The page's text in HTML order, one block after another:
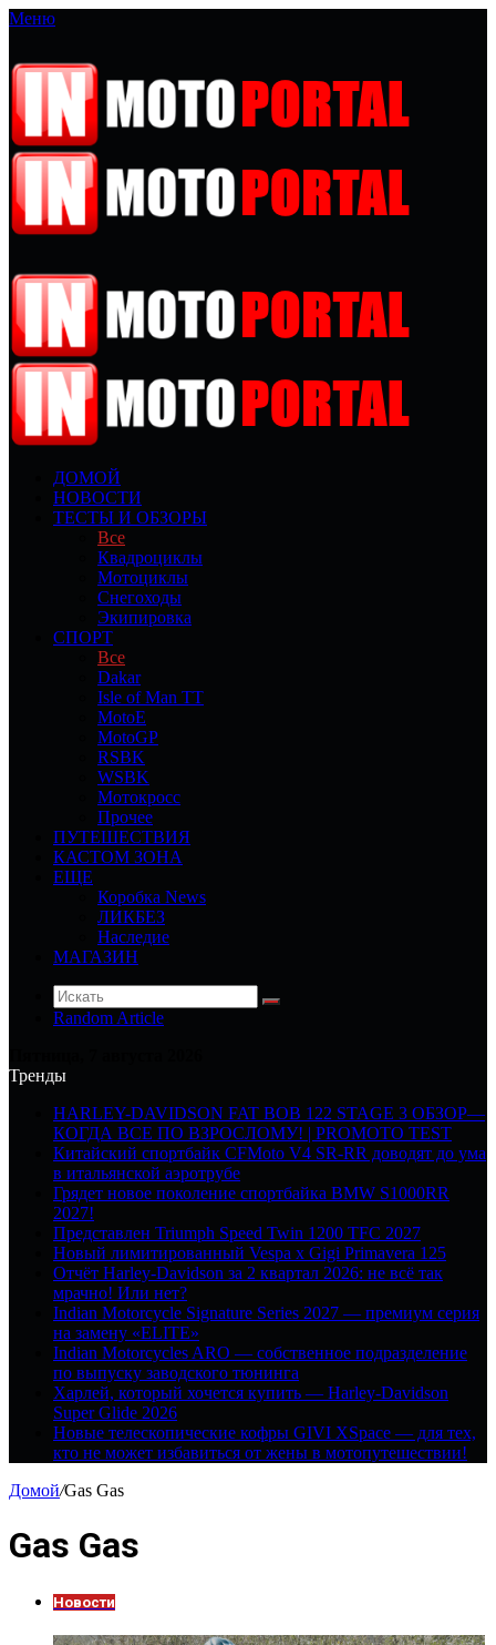
Меню
ДОМОЙ
НОВОСТИ
ТЕСТЫ И ОБЗОРЫ
Все
Квадроциклы
Мотоциклы
Снегоходы
Экипировка
СПОРТ
Все
Dakar
Isle of Man TT
MotoE
MotoGP
RSBK
WSBK
Мотокросс
Прочее
ПУТЕШЕСТВИЯ
КАСТОМ ЗОНА
ЕЩЕ
Коробка News
ЛИКБЕЗ
Наследие
МАГАЗИН
Random Article
Тренды
HARLEY-DAVIDSON FAT BOB 122 STAGE 3 ОБЗОР—
КОГДА ВСЕ ПО ВЗРОСЛОМУ! | PROMOTO TEST
Китайский спортбайк CFMoto V4 SR-RR доводят до ума
в итальянской аэротрубе
Грядет новое поколение спортбайка BMW S1000RR
2027!
Представлен Triumph Speed Twin 1200 TFC 2027
Новый лимитированный Vespa x Gigi Primavera 125
Отчёт Harley-Davidson за 2 квартал 2026: не всё так
мрачно! Или нет?
Indian Motorcycle Signature Series 2027 — премиум серия
на замену «ELITE»
Indian Motorcycles ARO — собственное подразделение
по выпуску заводского тюнинга
Харлей, который хочется купить — Harley-Davidson
Super Glide 2026
Новые телескопические кофры GIVI XSpace — для тех,
кто не может избавиться от жены в мотопутешествии!
Домой/Gas Gas
Gas Gas
Новости